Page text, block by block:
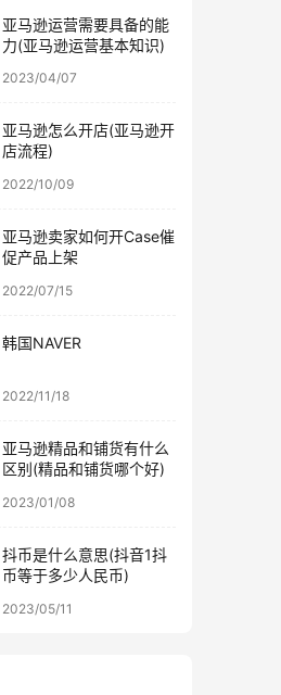
亚马逊运营需要具备的能
力(亚马逊运营基本知识)
2023/04/07
亚马逊怎么开店(亚马逊开
店流程)
2022/10/09
亚马逊卖家如何开Case催
促产品上架
2022/07/15
韩国NAVER
2022/11/18
亚马逊精品和铺货有什么
区别(精品和铺货哪个好)
2023/01/08
抖币是什么意思(抖音1抖
币等于多少人民币)
2023/05/11